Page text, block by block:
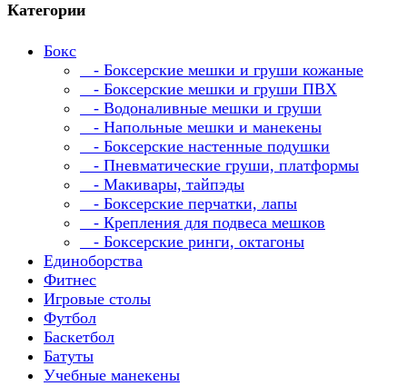
Категории
Бокс
- Боксерские мешки и груши кожаные
- Боксерские мешки и груши ПВХ
- Водоналивные мешки и груши
- Напольные мешки и манекены
- Боксерские настенные подушки
- Пневматические груши, платформы
- Макивары, тайпэды
- Боксерские перчатки, лапы
- Крепления для подвеса мешков
- Боксерские ринги, октагоны
Единоборства
Фитнес
Игровые столы
Футбол
Баскетбол
Батуты
Учебные манекены